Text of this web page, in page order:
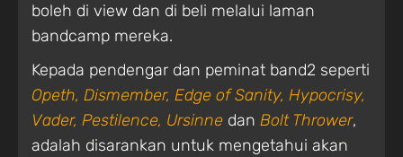
boleh di view dan di beli melalui laman
bandcamp mereka.
Kepada pendengar dan peminat band2 seperti
Opeth, Dismember, Edge of Sanity, Hypocrisy,
Vader, Pestilence, Ursinne dan Bolt Thrower,
adalah disarankan untuk mengetahui akan